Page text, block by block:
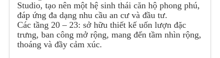
Studio, tạo nên một hệ sinh thái căn hộ phong phú,
đáp ứng đa dạng nhu cầu an cư và đầu tư.
Các tầng 20 – 23: sở hữu thiết kế uốn lượn đặc
trưng, ban công mở rộng, mang đến tầm nhìn rộng,
thoáng và đầy cảm xúc.